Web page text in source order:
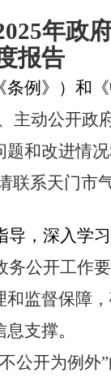
年政
报告
例》）和
动公开政
和改进情
联系天门市
，深入学
务公开工作
监督保障
息支撑。
公开为例